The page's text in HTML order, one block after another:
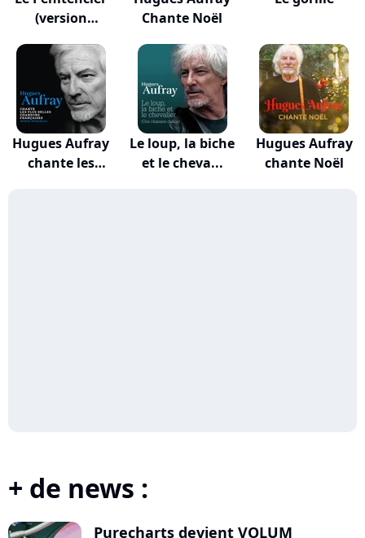
(version
Chante Noël
Hugues Aufray
chante les
Le loup, la biche
et le cheva...
Hugues Aufray
chante Noël
+ de news :
Purecharts devient VOLUM